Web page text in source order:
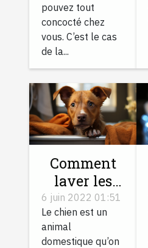
pouvez tout
concocté chez
vous. C’est le cas
de la...
Comment
laver les
accessoires
de votre
chien ?
6 juin 2022 01:51
Le chien est un
animal
domestique qu’on